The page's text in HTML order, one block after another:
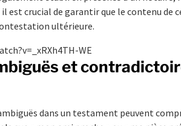
il est crucial de garantir que le contenu
ultérieure.
WE
et
dans un testament peuvent